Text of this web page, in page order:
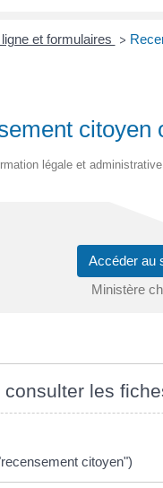
et formulaires >
citoyen
légale et
Accéder au
Ministère
les
citoyen")